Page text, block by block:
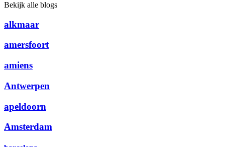
Bekijk alle blogs
alkmaar
amersfoort
amiens
Antwerpen
apeldoorn
Amsterdam